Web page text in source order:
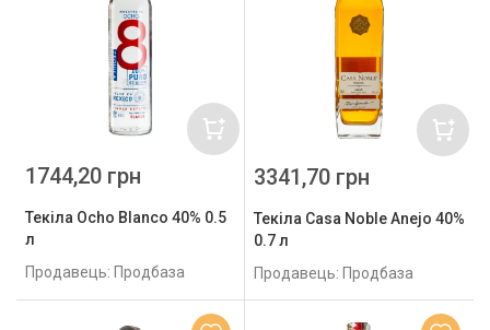
Текіла Ocho Blanco 40% 0.5
л
Продавець: Продбаза
1744,20 грн
Текіла Casa Noble Anejo 40%
0.7 л
Продавець: Продбаза
3341,70 грн